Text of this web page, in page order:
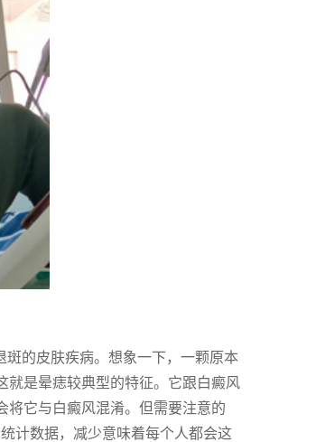
斑的皮肤疾病。想象一下，一颗原本
就是晕痣较典型的特征。它跟白癜风
将它与白癜风混淆。但需要注意的
计数据，减少意味着每个人都会这